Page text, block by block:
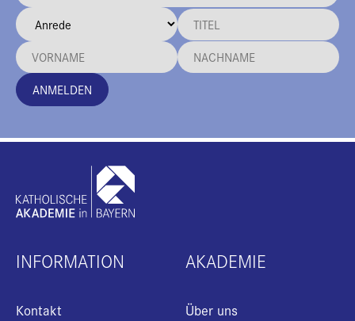
ANMELDEN
INFORMATION
Kontakt
AKADEMIE
Über uns